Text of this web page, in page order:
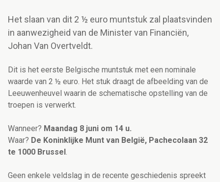
Het slaan van dit 2 ½ euro muntstuk zal plaatsvinden
in aanwezigheid van de Minister van Financiën,
Johan Van Overtveldt.
Dit is het eerste Belgische muntstuk met een nominale
waarde van 2 ½ euro. Het stuk draagt de afbeelding van de
Leeuwenheuvel waarin de schematische opstelling van de
troepen is verwerkt.
Wanneer? Maandag 8 juni om 14 u.
Waar? De Koninklijke Munt van België, Pachecolaan 32
te 1000 Brussel .
Geen enkele veldslag in de recente geschiedenis spreekt